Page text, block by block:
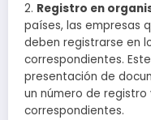
2. Registro en
países, las empresas
deben registrarse en
correspondientes.
presentación de
un número de
correspondientes.